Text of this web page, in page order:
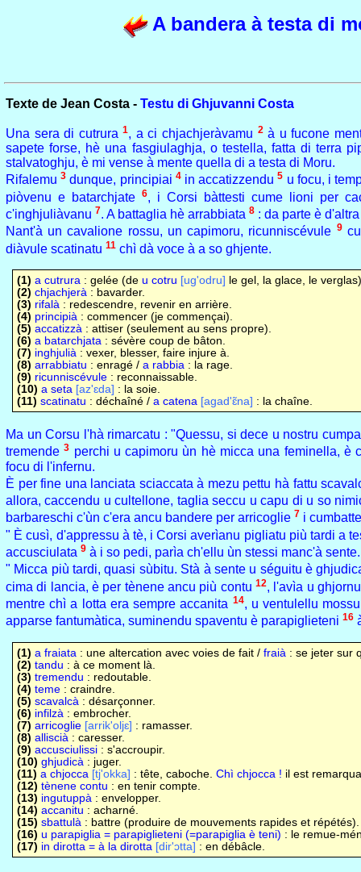
A bandera à testa di
Texte de Jean Costa - Testu di Ghjuvanni Costa
Una sera di cutrura1, a ci chjachjeràvamu 2à u fucone
sapete forse, hè una fasgiulaghja, o testella, fatta di terra
stalvatoghju, è mi vense à mente quella di a testa di Moru.
Rifalemu3 dunque, principiai 4in accatizzendu5 u focu, i
piòvenu e batarchjate 6, i Corsi bàttesti cume lioni per
c'inghjuliàvanu 7. A battaglia hè arrabbiata 8 : da parte è
Nant'à un cavalione rossu, un capimoru, ricunniscévule 9
diàvule scatinatu 11 chì dà voce à a so ghjente.
(1) a cutrura: gelée (de u cotru [ug'odru] le gel, la glace, le verglas)
(2) chjachjerà: bavarder.
(3) rifalà: redescendre, revenir en arrière.
(4) principià: commencer (je commençai).
(5) accatizzà: attiser (seulement au sens propre).
(6) a batarchjata: sévère coup de bâton.
(7) inghjulià: vexer, blesser, faire injure à.
(8) arrabbiatu : enragé / a rabbia: la rage.
(9) ricunniscévule: reconnaissable.
(10) a seta [az'ɛda] : la soie.
(11) scatinatu : déchaîné / a catena [agad'ɛ̃na] : la chaîne.
Ma un Corsu l'hà rimarcatu : "Quessu, si dece u nostru
tremende3 perchi u capimoru ùn hè micca una feminella,
focu di l'infernu.
È per fine una lanciata sciaccata à mezu pettu hà fattu
allora, caccendu u cultellone, taglia seccu u capu di u so
barbareschi c'ùn c'era ancu bandere per arricoglie 7 i
" È cusì, d'appressu à tè, i Corsi averìanu pigliatu più tardi a
accusciulata 9 à i so pedi, parìa ch'ellu ùn stessi manc'à sente.
" Micca più tardi, quasi sùbitu. Stà à sente u séguitu è
cima di lancia, è per tènene ancu più contu12, l'avìa u
mentre chì a lotta era sempre accanita 14, u ventulellu
apparse fantumàtica, suminendu spaventu è parapiglieteni 16
(1) a fraiata : une altercation avec voies de fait / fraià : se jeter sur
(2) tandu : à ce moment là.
(3) tremendu : redoutable.
(4) teme: craindre.
(5) scavalcà : désarçonner.
(6) infilzà : embrocher.
(7) arricoglie [arrik'oljɛ] : ramasser.
(8) alliscià : caresser.
(9) accusciulissi: s'accroupir.
(10) ghjudicà : juger.
(11) a chjocca [tj'okka] : tête, caboche. Chì chjocca ! il est
(12) tènene contu : en tenir compte.
(13) ingutuppà : envelopper.
(14) accanitu : acharné.
(15) sbattulà : battre (produire de mouvements rapides et répétés).
(16) u parapiglia = parapiglieteni (=parapiglia è teni) : le remue-
(17) in dirotta = à la dirotta [dir'ɔtta] : en débâcle.